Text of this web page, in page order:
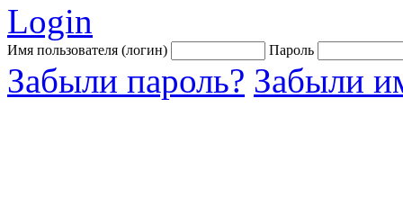
Login
Имя пользователя (логин) Пароль
Забыли пароль? Забыли